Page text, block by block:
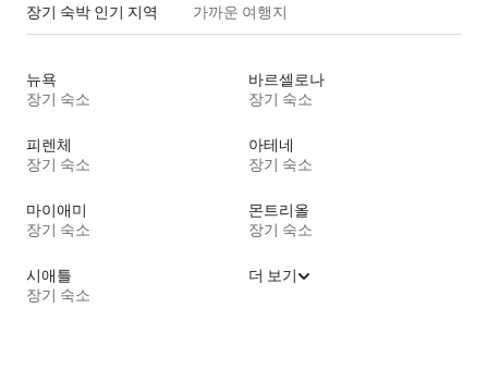
장기 숙박 인기 지역 가까운 여행지
뉴욕
장기 숙소
바르셀로나
장기 숙소
피렌체
장기 숙소
아테네
장기 숙소
마이애미
장기 숙소
몬트리올
장기 숙소
시애틀
장기 숙소
더 보기